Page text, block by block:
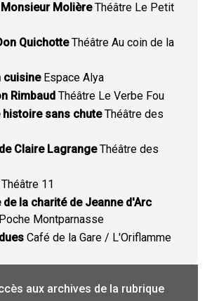
MolièreThéâtre Le Petit
QuichotteThéâtre Au coin de la
cuisineEspace Alya
Rimbaud Théâtre Le Verbe Fou
histoire sans chuteThéâtre des
Claire LagrangeThéâtre des
Théâtre 11
de la charité de Jeanne d'Arc
Montparnasse
Café de la Gare / L'Oriflamme
aux archives de la rubrique